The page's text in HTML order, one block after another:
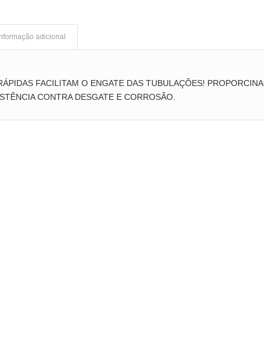
Informação adicional
FACILITAM O ENGATE DAS TUBULAÇÕES!
CONTRA DESGATE E CORROSÃO.